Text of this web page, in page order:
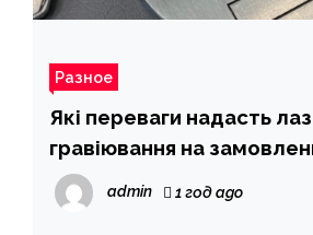
Разное
Які переваги надасть
гравіювання на
admin 1 год ago